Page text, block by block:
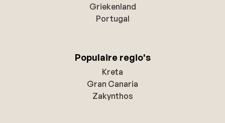
Griekenland
Portugal
Populaire regio's
Kreta
Gran Canaria
Zakynthos